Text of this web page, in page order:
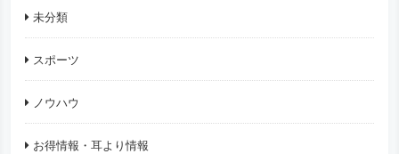
未分類
スポーツ
ノウハウ
お得情報・耳より情報